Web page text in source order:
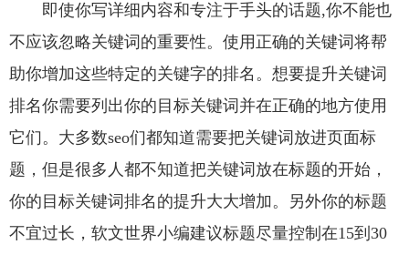
即使你写详细内容和专注于手头的话题,你不能也
不应该忽略关键词的重要性。使用正确的关键词将帮
助你增加这些特定的关键字的排名。想要提升关键词
排名你需要列出你的目标关键词并在正确的地方使用
它们。大多数seo们都知道需要把关键词放进页面标
题，但是很多人都不知道把关键词放在标题的开始，
你的目标关键词排名的提升大大增加。另外你的标题
不宜过长，软文世界小编建议标题尽量控制在15到30